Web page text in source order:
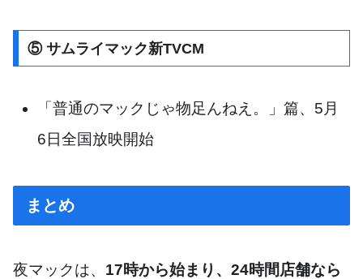
⑤ サムライマック新TVCM
「普通のマックじゃ物足んねえ。」篇、5月
6日全国放映開始
まとめ
夜マックは、 17時から始まり、24時間店舗なら